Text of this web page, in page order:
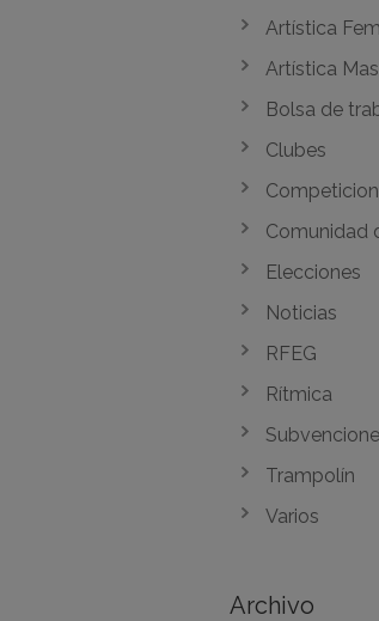
Artística
Artística
Bolsa de
Clubes
Comunidad
Elecciones
Noticias
RFEG
Rítmica
Trampolín
Varios
Archivo